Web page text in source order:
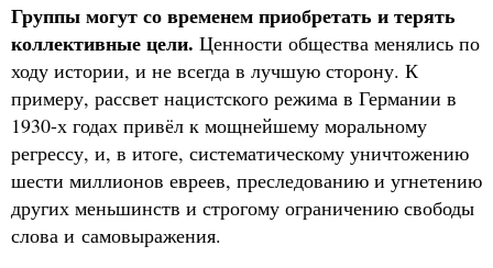
Группы могут со временем приобретать и терять
коллективные цели. Ценности общества менялись по
ходу истории, и не всегда в лучшую сторону. К
примеру, рассвет нацистского режима в Германии в
1930-х годах привёл к мощнейшему моральному
регрессу, и, в итоге, систематическому уничтожению
шести миллионов евреев, преследованию и угнетению
других меньшинств и строгому ограничению свободы
слова и самовыражения.